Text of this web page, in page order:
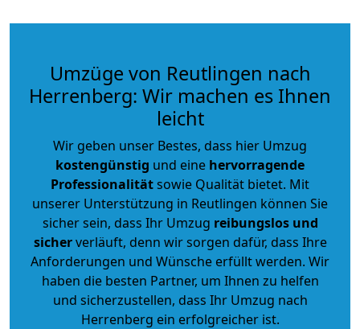
Umzüge von Reutlingen nach
Herrenberg: Wir machen es Ihnen
leicht
Wir geben unser Bestes, dass hier Umzug
kostengünstig und eine hervorragende
Professionalitätsowie Qualität bietet. Mit
unserer Unterstützung in Reutlingen können Sie
sicher sein, dass Ihr Umzug reibungslos und
sicherverläuft, denn wir sorgen dafür, dass Ihre
Anforderungen und Wünsche erfüllt werden. Wir
haben die besten Partner, um Ihnen zu helfen
und sicherzustellen, dass Ihr Umzug nach
Herrenberg ein erfolgreicher ist.